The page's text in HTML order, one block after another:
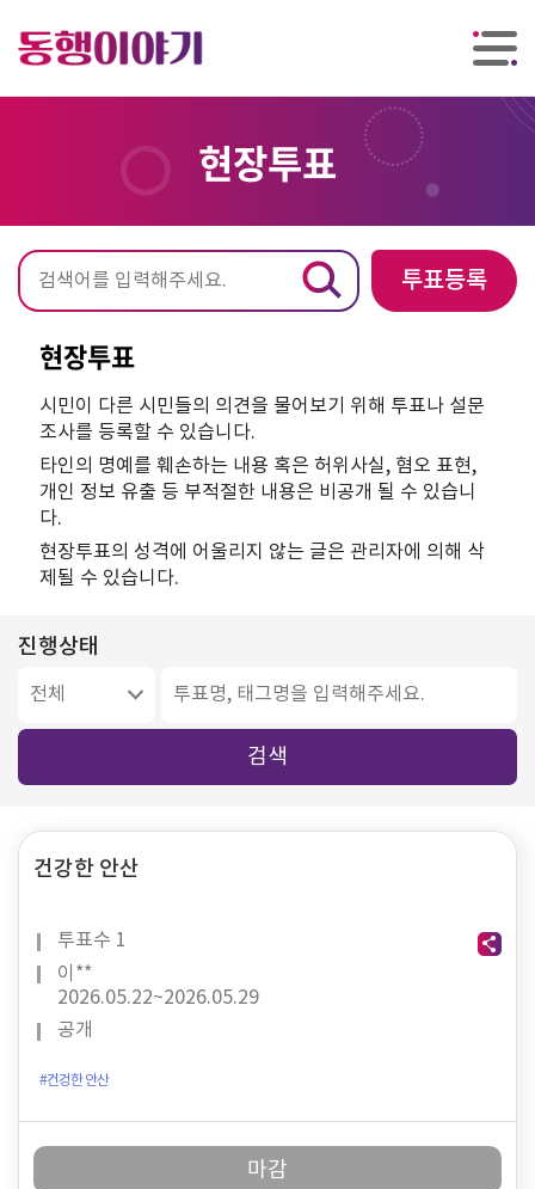
현장투표
검
색
투표등록
현장투표
시민이 다른 시민들의 의견을 물어보기 위해 투표나 설문
조사를 등록할 수 있습니다.
타인의 명예를 훼손하는 내용 혹은 허위사실, 혐오 표현,
개인 정보 유출 등 부적절한 내용은 비공개 될 수 있습니
다.
현장투표의 성격에 어울리지 않는 글은 관리자에 의해 삭
제될 수 있습니다.
진행상태
검색
건강한 안산
투표수 1
이**
2026.05.22~2026.05.29
공개
#건겅한 안산
마감